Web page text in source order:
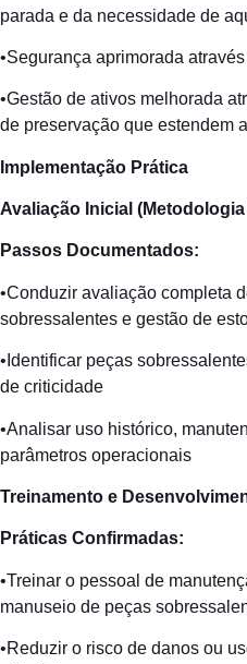
parada e da necessidade de
•Segurança aprimorada
•Gestão de ativos melhorada
de preservação que estendem
Implementação Prática
Avaliação Inicial (Metodologia
Passos Documentados:
•Conduzir avaliação completa
sobressalentes e gestão de
•Identificar peças
de criticidade
•Analisar uso histórico,
parâmetros operacionais
Treinamento e
Práticas Confirmadas:
•Treinar o pessoal de
manuseio de peças
•Reduzir o risco de danos ou